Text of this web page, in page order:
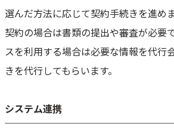
選んだ方法に応じて契約手続きを進め
契約の場合は書類の提出や審査が必要
スを利用する場合は必要な情報を代行
きを代行してもらいます。
システム連携